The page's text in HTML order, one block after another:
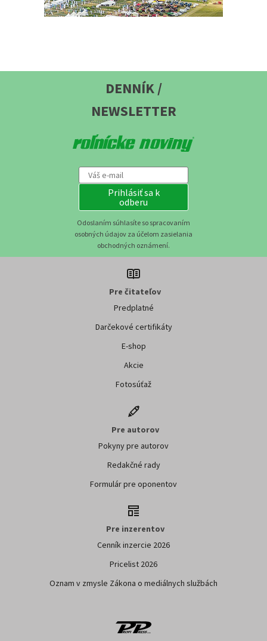
DENNÍK /
NEWSLETTER
Prihlásiť sa k
odberu
Odoslaním súhlasíte so spracovaním
osobných údajov za účelom zasielania
obchodných oznámení.
Pre čitateľov
Predplatné
Darčekové certifikáty
E-shop
Akcie
Fotosúťaž
Pre autorov
Pokyny pre autorov
Redakčné rady
Formulár pre oponentov
Pre inzerentov
Cenník inzercie 2026
Pricelist 2026
Oznam v zmysle Zákona o mediálnych službách